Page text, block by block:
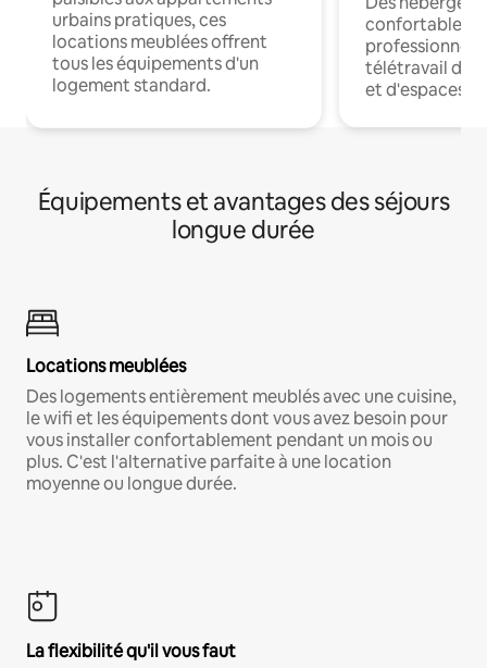
urbains pratiques, ces
locations meublées offrent
tous les équipements d'un
logement standard.
confortables
professionnels
télétravail
et d'espaces
Équipements et avantages des séjours
longue durée
Locations meublées
Des logements entièrement meublés avec une cuisine,
le wifi et les équipements dont vous avez besoin pour
vous installer confortablement pendant un mois ou
plus. C'est l'alternative parfaite à une location
moyenne ou longue durée.
La flexibilité qu'il vous faut